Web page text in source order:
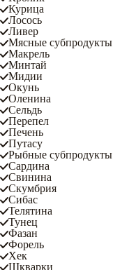
Курица
Лосось
Ливер
Мясные субпродукты
Макрель
Минтай
Мидии
Окунь
Оленина
Сельдь
Перепел
Печень
Путасу
Рыбные субпродукты
Сардина
Свинина
Скумбрия
Сибас
Телятина
Тунец
Фазан
Форель
Хек
Шкварки